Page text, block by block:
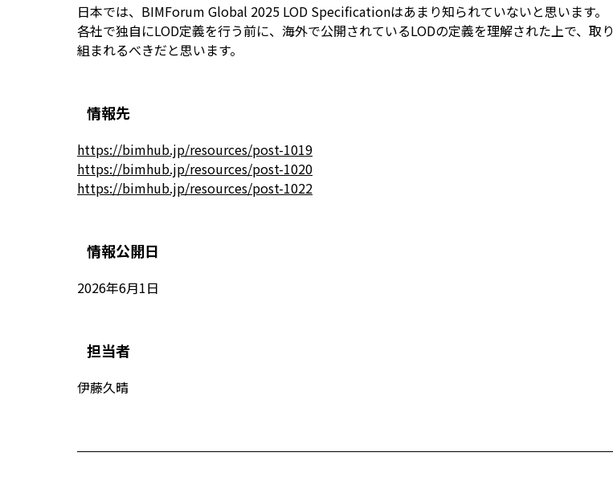
日本では、BIMForum Global 2025 LOD Specificationはあまり知られていないと思います。
各社で独自にLOD定義を行う前に、海外で公開されているLODの定義を理解された上で、取り
組まれるべきだと思います。
情報先
https://bimhub.jp/resources/post-1019
https://bimhub.jp/resources/post-1020
https://bimhub.jp/resources/post-1022
情報公開日
2026年6月1日
担当者
伊藤久晴